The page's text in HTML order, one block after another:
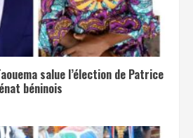
salue l’élection de Patrice
béninois